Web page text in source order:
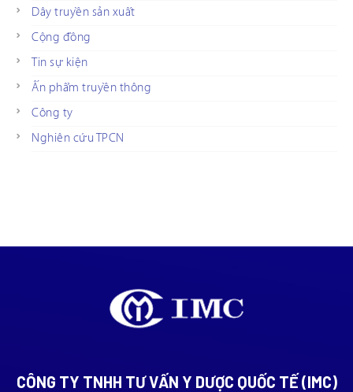
Dây truyền sản xuất
Cộng đồng
Tin sự kiện
Ấn phẩm truyền thông
Công ty
Nghiên cứu TPCN
CÔNG TY TNHH TƯ VẤN Y DƯỢC QUỐC TẾ (IMC)